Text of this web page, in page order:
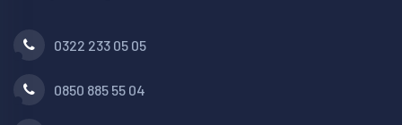
0322 233 05 05
0850 885 55 04